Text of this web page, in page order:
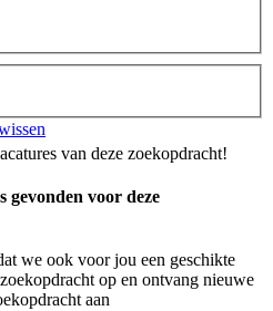
van deze zoekopdracht!
gevonden voor deze
we ook voor jou een geschikte
op en ontvang nieuwe
aan